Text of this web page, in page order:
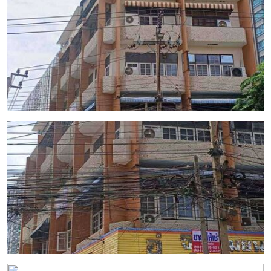
และ
เด็ก
เลี้ยง
Infographic
บริการ
แอปฯ
กระปุก
ติดต่อ
โฆษณา
แจ้ง
ปัญหา
ร่วม